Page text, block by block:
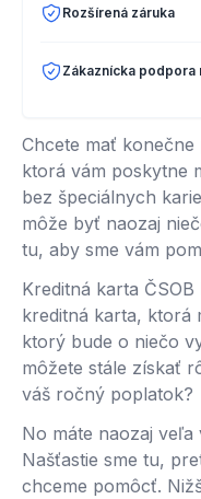
Rozšírená záruka
Zákaznícka podpora
Chcete mať
ktorá vám poskytne
bez špeciálnych
môže byť naozaj
tu, aby sme vám
Kreditná karta
kreditná karta, ktorá
ktorý bude o niečo
môžete stále získať
váš ročný poplatok?
No máte naozaj
Našťastie sme tu,
chceme pomôcť.